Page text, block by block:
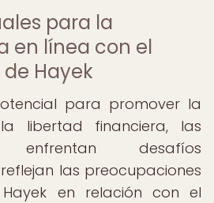
para la
en línea con el
Hayek
para promover la
libertad financiera, las
enfrentan desafíos
las preocupaciones
en relación con el